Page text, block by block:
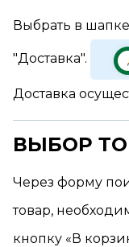
Выбрать в
"Доставка".
Доставка
ВЫБОР
Через форму
товар,
кнопку «В